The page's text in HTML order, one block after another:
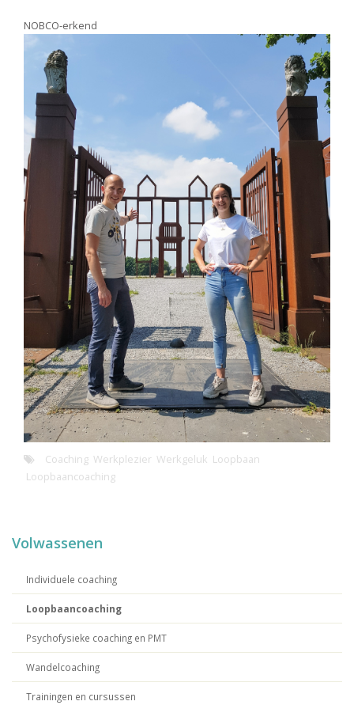
Volwassenen
Individuele coaching
Loopbaancoaching
Psychofysieke coaching en PMT
Wandelcoaching
Trainingen en cursussen
NOBCO-erkend
Coaching Werkplezier Werkgeluk Loopbaan
Loopbaancoaching